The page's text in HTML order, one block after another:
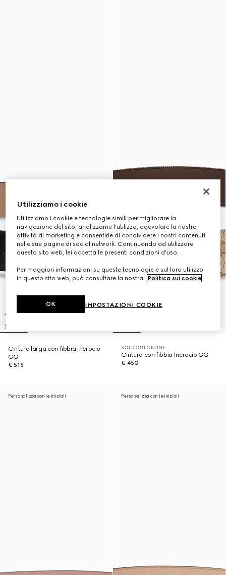
Cintura larga con fibbia Incrocio
GG
€ 515
SOLD OUT ONLINE
Cintura con fibbia Incrocio GG
€ 450
Personalizza con le iniziali Personalizza con le iniziali
Utilizziamo i cookie
Utilizziamo i cookie e tecnologie simili per migliorare la
navigazione del sito, analizzarne l'utilizzo, agevolare la nostra
attività di marketing e consentirle di condividere i nostri contenuti
nelle sue pagine di social network. Continuando ad utilizzare
questo sito web, lei accetta le presenti condizioni d'uso.
Per maggiori informazioni su queste tecnologie e sul loro utilizzo
in questo sito web, può consultare la nostra
Politica sui cookie.
IMPOSTAZIONI COOKIE
OK